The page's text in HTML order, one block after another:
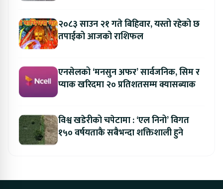
२०८३ साउन २१ गते बिहिवार, यस्तो रहेको छ
तपाईको आजको राशिफल
एनसेलको ‘मनसुन अफर’ सार्वजनिक, सिम र
प्याक खरिदमा २० प्रतिशतसम्म क्यासब्याक
विश्व खडेरीको चपेटामा : ‘एल निनो’ विगत
१५० वर्षयताकै सबैभन्दा शक्तिशाली हुने